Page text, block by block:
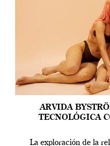
ARVIDA
TECNOLÓGICA
La exploración de la